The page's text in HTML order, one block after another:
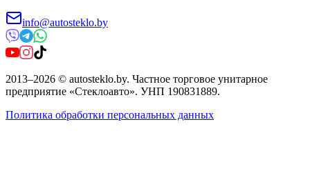
info@autosteklo.by
2013–2026 © autosteklo.by. Частное торговое унитарное
предприятие «Стеклоавто». УНП 190831889.
Политика обработки персональных данных